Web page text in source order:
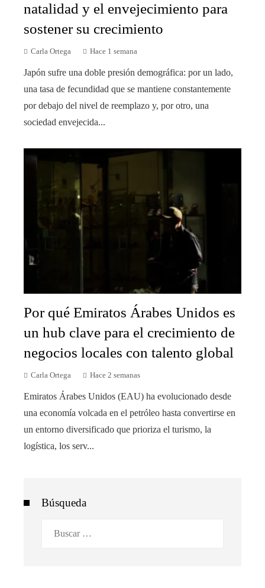
natalidad y el envejecimiento para
sostener su crecimiento
Carla Ortega Hace 1 semana
Japón sufre una doble presión demográfica: por un lado,
una tasa de fecundidad que se mantiene constantemente
por debajo del nivel de reemplazo y, por otro, una
sociedad envejecida...
Por qué Emiratos Árabes Unidos es
un hub clave para el crecimiento de
negocios locales con talento global
Carla Ortega Hace 2 semanas
Emiratos Árabes Unidos (EAU) ha evolucionado desde
una economía volcada en el petróleo hasta convertirse en
un entorno diversificado que prioriza el turismo, la
logística, los serv...
Búsqueda